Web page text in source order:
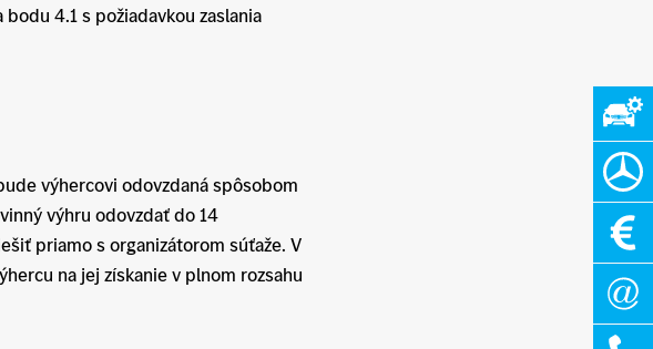
4.1 s požiadavkou zaslania
výhercovi odovzdaná spôsobom
výhru odovzdať do 14
priamo s organizátorom súťaže. V
na jej získanie v plnom rozsahu